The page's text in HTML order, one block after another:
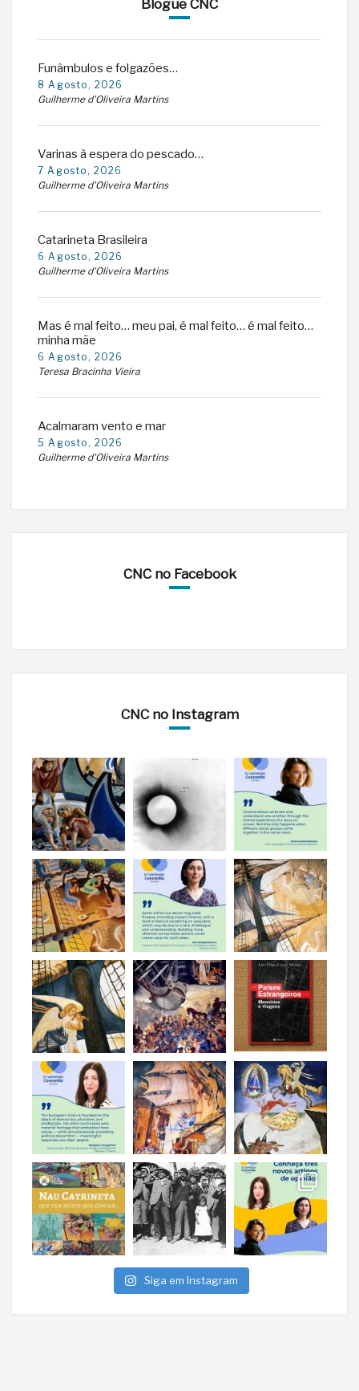
Blogue CNC
Funâmbulos e folgazões…
8 Agosto, 2026
Guilherme d'Oliveira Martins
Varinas à espera do pescado…
7 Agosto, 2026
Guilherme d'Oliveira Martins
Catarineta Brasileira
6 Agosto, 2026
Guilherme d'Oliveira Martins
Mas é mal feito… meu pai, é mal feito… é mal feito…
minha mãe
6 Agosto, 2026
Teresa Bracinha Vieira
Acalmaram vento e mar
5 Agosto, 2026
Guilherme d'Oliveira Martins
CNC no Facebook
CNC no Instagram
Siga em Instagram